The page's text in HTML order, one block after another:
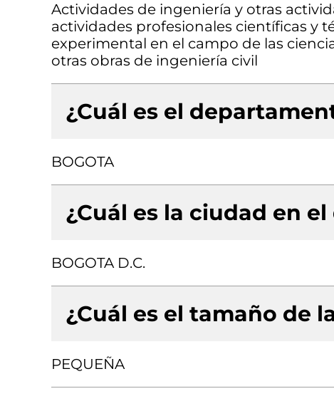
Actividades de ingeniería y otras
actividades profesionales científicas y
experimental en el campo de las
otras obras de ingeniería civil
¿Cuál es el
BOGOTA
¿Cuál es la ciudad en
BOGOTA D.C.
¿Cuál es el tamaño de
PEQUEÑA